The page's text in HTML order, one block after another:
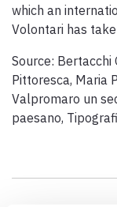
which an
Volontari has
Source: Bertacchi
Pittoresca, Maria
Valpromaro un
paesano,